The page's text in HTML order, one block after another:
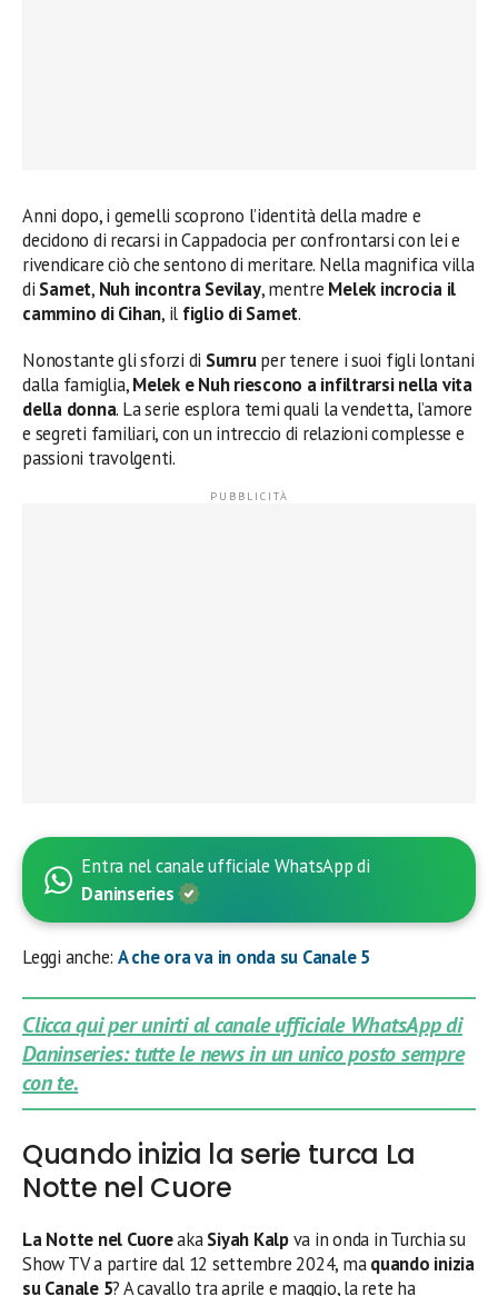
Anni dopo, i gemelli scoprono l’identità della madre e
decidono di recarsi in Cappadocia per confrontarsi con lei e
rivendicare ciò che sentono di meritare. Nella magnifica villa
di Samet, Nuh incontra Sevilay, mentre Melek incrocia il
cammino di Cihan, il figlio di Samet.
Nonostante gli sforzi di Sumruper tenere i suoi figli lontani
dalla famiglia,Melek e Nuh riescono a infiltrarsi nella vita
della donna. La serie esplora temi quali la vendetta, l’amore
e segreti familiari, con un intreccio di relazioni complesse e
passioni travolgenti.
Entra nel canale ufficiale WhatsApp di
Daninseries
Leggi anche: A che ora va in onda su Canale 5
Clicca qui per unirti al canale ufficiale WhatsApp di
Daninseries: tutte le news in un unico posto sempre
con te.
Quando inizia la serie turca La
Notte nel Cuore
La Notte nel CuoreakaSiyah Kalpva in onda in Turchia su
Show TV a partire dal 12 settembre 2024, maquando inizia
su Canale 5? A cavallo tra aprile e maggio, la rete ha